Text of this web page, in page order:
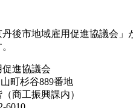
丹後市地域雇用促進協議会」
進協議会
町杉谷889番地
商工振興課内）